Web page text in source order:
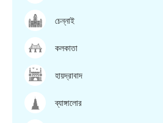
চেন্নাই
কলকাতা
হায়দ্রাবাদ
ব্যাঙ্গালোর